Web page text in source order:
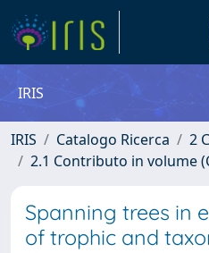
IRIS
IRIS Catalogo Ricerca
2
2.1 Contributo in volume
Spanning trees in
of trophic and